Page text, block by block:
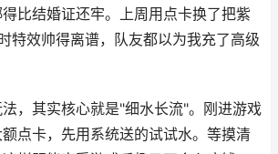
比结婚证还牢。上周用点卡换了把紫
特效帅得离谱，队友都以为我充了高级
，其实核心就是"细水长流"。刚进游戏
点卡，先用系统送的试试水。等摸清